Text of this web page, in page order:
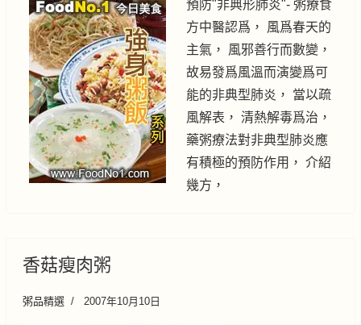
預防"非典形肺炎"- 粥療食
方中醫認爲， 風爲春天的
主氣， 風邪善行而數變，
故易發爲風溫而演變爲可
能的非典型肺炎， 當以疏
風解表， 清熱解毒爲治，
藥粥療法對非典型肺炎應
有積極的預防作用， 介紹
幾方，
香菇瘦肉粥
粥品精選 2007年10月10日